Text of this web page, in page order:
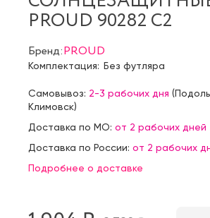
PROUD 90282 C2
Бренд:PROUD
Комплектация: Без футляра
Самовывоз: 2-3 рабочих дня (
Климовск)
Доставка по МО: от 2 рабочих дней
Доставка по России: от 2 рабочих
Подробнее о доставке